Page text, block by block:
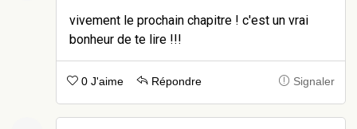
vivement le prochain chapitre ! c'est un vrai
bonheur de te lire !!!
0 J'aime Répondre Signaler